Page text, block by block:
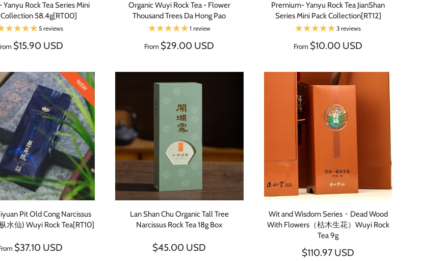
Yanyu Rock Tea Series Mini
Collection 58.4g[RT00]
5 reviews
$15.90 USD
Organic Wuyi Rock Tea - Flower
Thousand Trees Da Hong Pao
1 review
From $29.00 USD
Premium- Yanyu Rock Tea JianShan
Series Mini Pack Collection[RT12]
3 reviews
From $10.00 USD
NEW
Pit Old Cong Narcissus
水仙) Wuyi Rock Tea[RT10]
$37.10 USD
Lan Shan Chu Organic Tall Tree
Narcissus Rock Tea 18g Box
$45.00 USD
Wit and Wisdom Series・Dead Wood
With Flowers（枯木生花）Wuyi Rock
Tea 9g
$110.97 USD